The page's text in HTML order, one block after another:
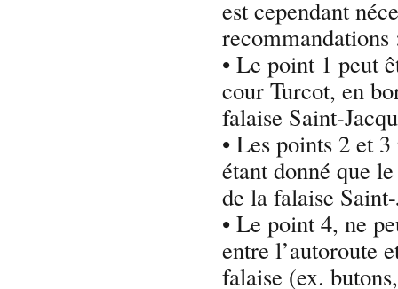
est cependant
recommandations
• Le point 1 peut
cour Turcot, en
falaise Saint-
• Les points 2 et
étant donné que
de la falaise
• Le point 4, ne
entre l’autoroute
falaise (ex.